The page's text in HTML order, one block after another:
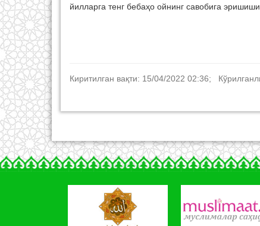
йилларга тенг бебаҳо ойнинг савобига
Киритилган вақти: 15/04/2022 02:36;